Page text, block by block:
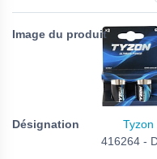
Tyzon
416264 -